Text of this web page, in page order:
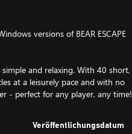
versions of BEAR ESCAPE
and relaxing. With 40 short,
at a leisurely pace and with no
- perfect for any player, any time!
Veröffentlichungsdatum